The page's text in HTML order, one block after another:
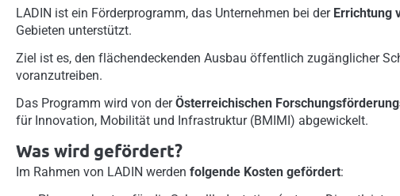
LADIN ist ein Förderprogramm, das Unternehmen bei der Errichtung
Gebieten unterstützt.
Ziel ist es, den flächendeckenden Ausbau öffentlich zugänglicher
voranzutreiben.
Das Programm wird von derÖsterreichischen
für Innovation, Mobilität und Infrastruktur (BMIMI) abgewickelt.
Was wird gefördert?
Im Rahmen von LADIN werden folgende Kosten gefördert: